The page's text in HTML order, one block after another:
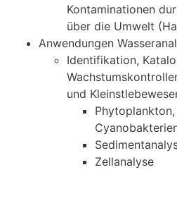
Kontaminationen
über die Umwelt
Anwendungen
Identifikation,
und
Zellanalyse